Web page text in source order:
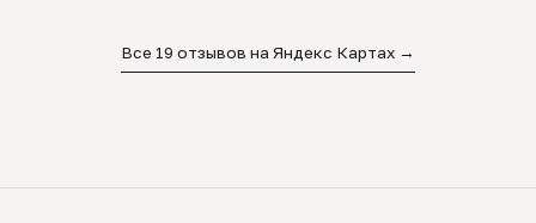
Все 19 отзывов на Яндекс Картах →